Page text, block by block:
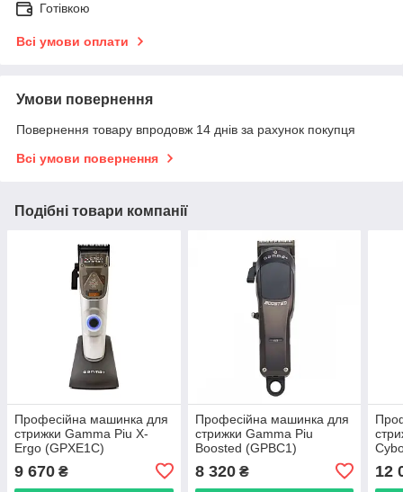
Готівкою
Всі умови оплати
Умови повернення
Повернення товару впродовж 14 днів за рахунок покупця
Всі умови повернення
Подібні товари компанії
Професійна машинка для
стрижки Gamma Piu X-
Ergo (GPXE1C)
9 670 ₴
Професійна машинка для
стрижки Gamma Piu
Boosted (GPBC1)
8 320₴ 12